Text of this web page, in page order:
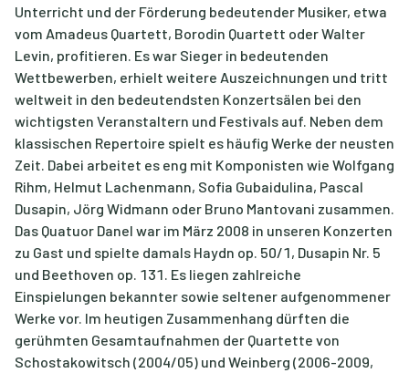
Unterricht und der Förderung bedeutender Musiker, etwa
vom Amadeus Quartett, Borodin Quartett oder Walter
Levin, profitieren. Es war Sieger in bedeutenden
Wettbewerben, erhielt weitere Auszeichnungen und tritt
weltweit in den bedeutendsten Konzertsälen bei den
wichtigsten Veranstaltern und Festivals auf. Neben dem
klassischen Repertoire spielt es häufig Werke der neusten
Zeit. Dabei arbeitet es eng mit Komponisten wie Wolfgang
Rihm, Helmut Lachenmann, Sofia Gubaidulina, Pascal
Dusapin, Jörg Widmann oder Bruno Mantovani zusammen.
Das Quatuor Danel war im März 2008 in unseren Konzerten
zu Gast und spielte damals Haydn op. 50/1, Dusapin Nr. 5
und Beethoven op. 131. Es liegen zahlreiche
Einspielungen bekannter sowie seltener aufgenommener
Werke vor. Im heutigen Zusammenhang dürften die
gerühmten Gesamtaufnahmen der Quartette von
Schostakowitsch (2004/05) und Weinberg (2006-2009,